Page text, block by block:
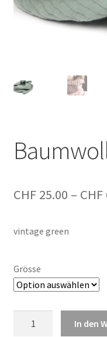
CHF25.00 – CHF
vintage green
Grösse
In den